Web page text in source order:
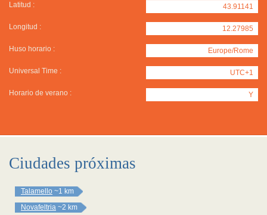
Latitud : 43.91141
Longitud : 12.27985
Huso horario : Europe/Rome
Universal Time : UTC+1
Horario de verano : Y
Ciudades próximas
Talamello ~1 km
Novafeltria ~2 km